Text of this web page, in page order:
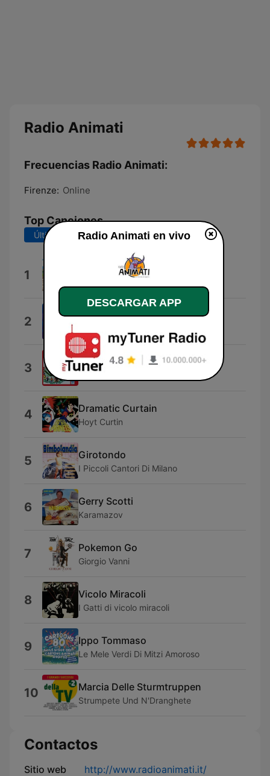
Radio Animati
Frecuencias Radio Animati:
Firenze: Online
Top Canciones
Últimos 7 días Últimos 30 días
1
2 Cristina
3 Miraladondondella
4 Dramatic Curtain
Hoyt Curtin
5 Girotondo
I Piccoli Cantori Di Milano
6 Gerry Scotti
Karamazov
7 Pokemon Go
Giorgio Vanni
8 Vicolo Miracoli
I Gatti di vicolo miracoli
9 Ippo Tommaso
Le Mele Verdi Di Mitzi Amoroso
10 Marcia Delle Sturmtruppen
Strumpete Und N'Dranghete
Contactos
Sitio web
http://www.radioanimati.it/
Radio Animati en vivo
DESCARGAR APP